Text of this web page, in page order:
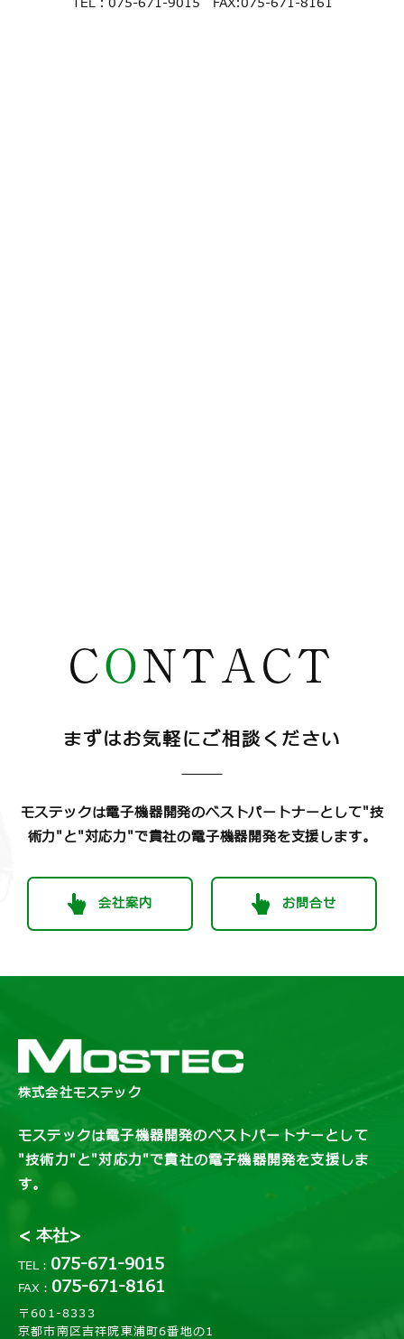
CONTACT
まずはお気軽にご相談ください
モステックは電子機器開発のベストパートナーとして"技
術力"と"対応力"で貴社の電子機器開発を支援します。
会社案内 お問合せ
株式会社モステック
モステックは電子機器開発のベストパートナーとして
"技術力"と"対応力"で貴社の電子機器開発を支援しま
す。
< 本社>
TEL： 075-671-9015
FAX： 075-671-8161
〒601-8333
京都市南区吉祥院東浦町6番地の1